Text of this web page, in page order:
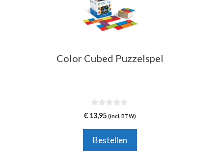
Color Cubed Puzzelspel
0
v
5
€ 13,95 (incl. BTW)
Bestellen